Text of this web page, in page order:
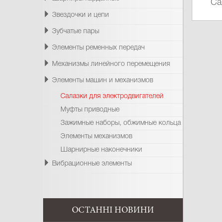
Звездочки и цепи
Зубчатые пары
Элементы ременных передач
Механизмы линейного перемещения
Элементы машин и механизмов
Салазки для электродвигателей
Муфты приводные
Зажимные наборы, обжимные кольца
Элементы механизмов
Шарнирные наконечники
Вибрационные элементы
ОСТАННІ НОВИНИ